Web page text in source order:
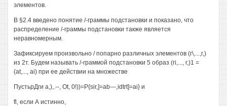
элементов.
В §2.4 введено понятие /-граммы подстановки и показано, что
распределение /-граммы подстановки также является
неравномерным.
Зафиксируем произвольно / попарно различных элементов (г\,...,г,)
из 2т. Будем называть /-граммой подстановки 5 образ (ri,..., г,)1 =
(at,..., ai) при ее действии на множестве
ПустьрДги a,),.--, Ot, 0!))=P{sir,]=ab---,idtrt]=ai} и
fl, если А истинно,